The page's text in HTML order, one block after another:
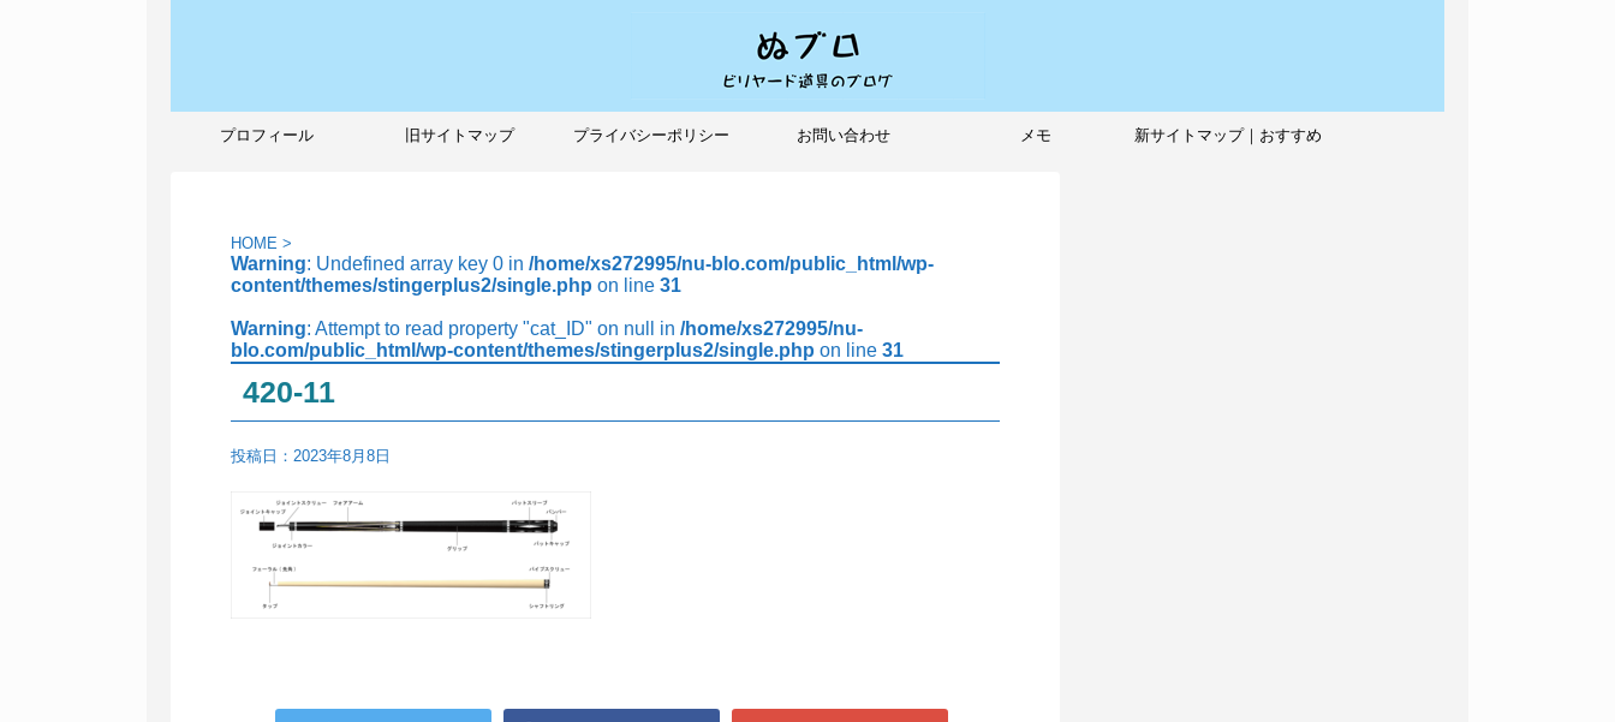
プロフィール 旧サイトマップ プライバシーポリシー お問い合わせ メモ 新サイトマップ｜おすすめ
HOME >
Warning: Undefined array key 0 in /home/xs272995/nu-blo.com/public_html/wp-
content/themes/stingerplus2/single.php on line 31
Warning: Attempt to read property "cat_ID" on null in /home/xs272995/nu-
blo.com/public_html/wp-content/themes/stingerplus2/single.php on line 31
420-11
投稿日： 2023年8月8日